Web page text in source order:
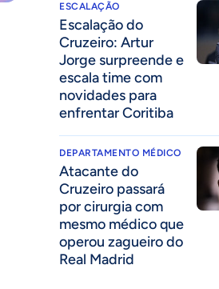
ESCALAÇÃO
Escalação do
Cruzeiro: Artur
Jorge surpreende e
escala time com
novidades para
enfrentar Coritiba
DEPARTAMENTO MÉDICO
Atacante do
Cruzeiro passará
por cirurgia com
mesmo médico que
operou zagueiro do
Real Madrid